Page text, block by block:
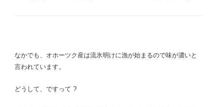
なかでも、オホーツク産は流氷明けに漁が始まるので味が濃いと
言われています。
どうして、ですって ?